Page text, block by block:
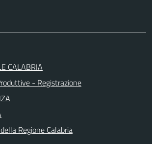
CALABRIA
- Registrazione
Regione Calabria